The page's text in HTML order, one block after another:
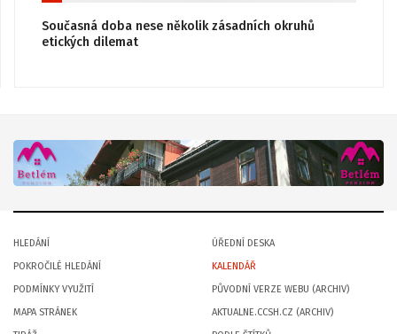
Současná doba nese několik zásadních okruhů
etických dilemat
HLEDÁNÍ
POKROČILÉ HLEDÁNÍ
PODMÍNKY VYUŽITÍ
MAPA STRÁNEK
ÚŘEDNÍ DESKA
KALENDÁŘ
PŮVODNÍ VERZE WEBU (ARCHIV)
AKTUALNE.CCSH.CZ (ARCHIV)